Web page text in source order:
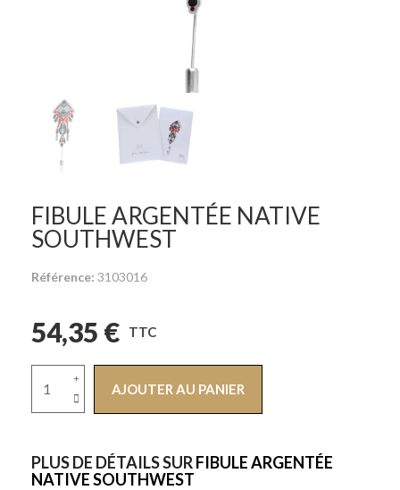
FIBULE ARGENTÉE NATIVE
SOUTHWEST
Référence 3103016
54,35 € TTC
AJOUTER AU PANIER
PLUS DE DÉTAILS SURFIBULE ARGENTÉE
NATIVE SOUTHWEST